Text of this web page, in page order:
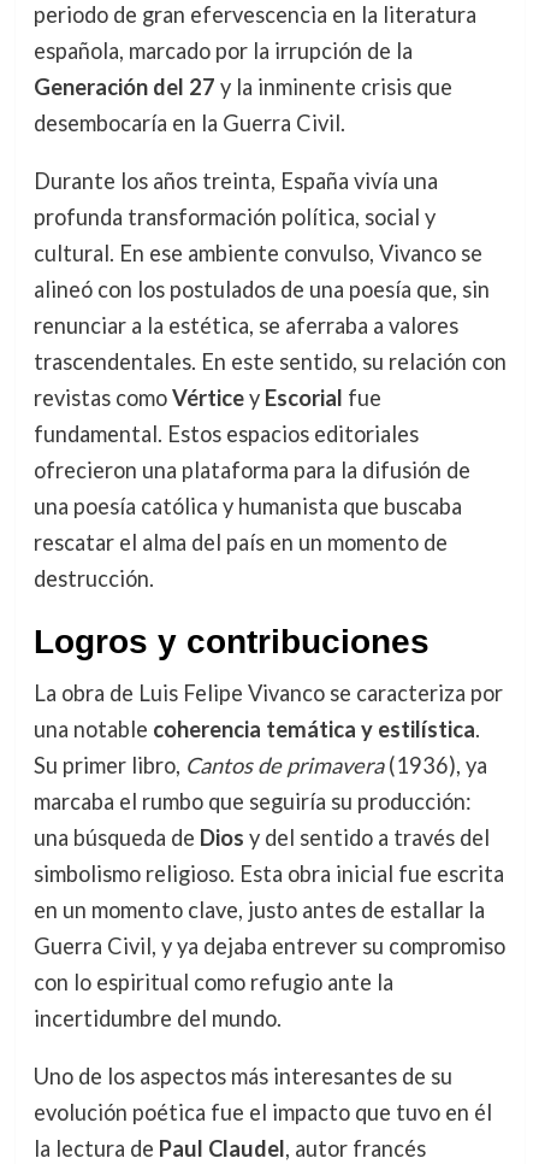
periodo de gran efervescencia en la literatura
española, marcado por la irrupción de la
Generación del 27 y la inminente crisis que
desembocaría en la Guerra Civil.
Durante los años treinta, España vivía una
profunda transformación política, social y
cultural. En ese ambiente convulso, Vivanco se
alineó con los postulados de una poesía que, sin
renunciar a la estética, se aferraba a valores
trascendentales. En este sentido, su relación con
revistas comoVérticey Escorial fue
fundamental. Estos espacios editoriales
ofrecieron una plataforma para la difusión de
una poesía católica y humanista que buscaba
rescatar el alma del país en un momento de
destrucción.
Logros y contribuciones
La obra de Luis Felipe Vivanco se caracteriza por
una notable coherencia temática y estilística.
Su primer libro, Cantos de primavera(1936), ya
marcaba el rumbo que seguiría su producción:
una búsqueda de Dios y del sentido a través del
simbolismo religioso. Esta obra inicial fue escrita
en un momento clave, justo antes de estallar la
Guerra Civil, y ya dejaba entrever su compromiso
con lo espiritual como refugio ante la
incertidumbre del mundo.
Uno de los aspectos más interesantes de su
evolución poética fue el impacto que tuvo en él
la lectura de Paul Claudel, autor francés